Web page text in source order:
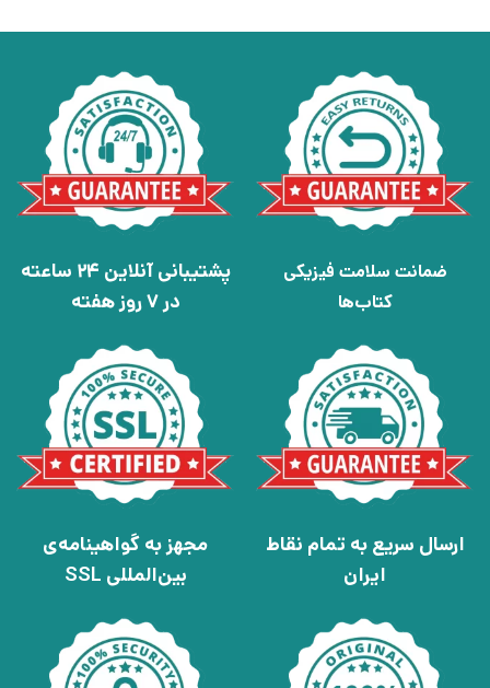
ضمانت سلامت فیزیکی
کتاب‌ها
پشتیبانی آنلاین 24 ساعته
در 7 روز هفته
ارسال سریع به تمام نقاط
ایران
مجهز به گواهینامه‌ی
بین‌المللی SSL